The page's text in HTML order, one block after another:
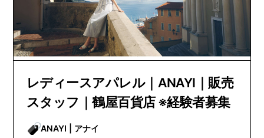
レディースアパレル｜ANAYI｜販売
スタッフ｜鶴屋百貨店 ※経験者募集
ANAYI | アナイ